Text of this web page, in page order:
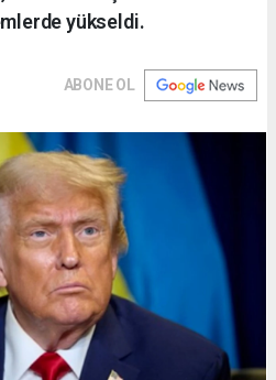
yükseldi.
ABONE OL